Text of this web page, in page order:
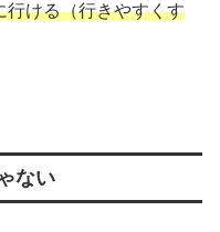
行ける（行きやすくす
ない